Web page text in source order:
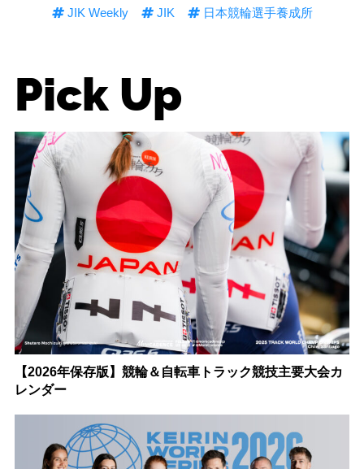
JIK Weekly JIK 日本競輪選手養成所
Pick Up
【2026年保存版】競輪＆自転車トラック競技主要大会カ
レンダー